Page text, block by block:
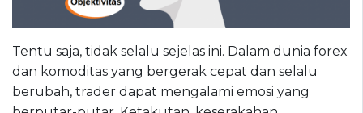
Tentu saja, tidak selalu sejelas ini. Dalam dunia forex
dan komoditas yang bergerak cepat dan selalu
berubah, trader dapat mengalami emosi yang